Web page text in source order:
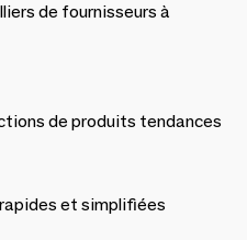
de fournisseurs à
de produits tendances
et simplifiées